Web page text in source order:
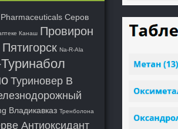
Pharmaceuticals Серов
Канаш Провирон
Na-R-Ala
Туриновер В
Владикавказ Тренболона
Антиоксидант